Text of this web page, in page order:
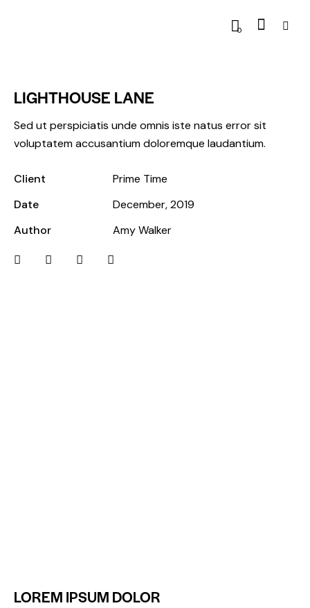
0
LIGHTHOUSE LANE
Sed ut perspiciatis unde omnis iste natus error sit
voluptatem accusantium doloremque laudantium.
Client
Prime Time
Date
December, 2019
Author
Amy Walker
LOREM IPSUM DOLOR